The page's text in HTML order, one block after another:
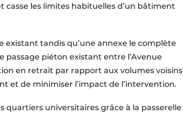
casse les limites habituelles d’un bâtiment
existant tandis qu’une annexe le complète
piéton existant entre l’Avenue
en retrait par rapport aux volumes voisins
et de minimiser l’impact de l’intervention.
quartiers universitaires grâce à la passerelle